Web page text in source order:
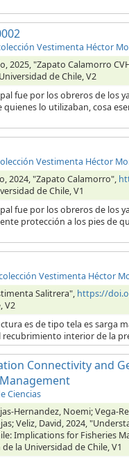
Vestimenta Héctor
2025, "Zapato Calamorro
de Chile, V2
fue por los obreros de los
lo utilizaban, cosa
Vestimenta Héctor
2024, "Zapato Calamorro",
de Chile, V1
fue por los obreros de los
protección a los pies de
Vestimenta Héctor
Salitrera", https://
V2
es de tipo tela es sarga
interior de la
Connectivity and
Ciencias
Hernandez, Noemi; Vega-
Veliz, David, 2024,
Implications for Fisheries
la Universidad de Chile, V1